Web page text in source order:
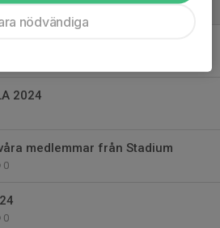
2024
medlemmar från Stadium
0
0
nödvändiga